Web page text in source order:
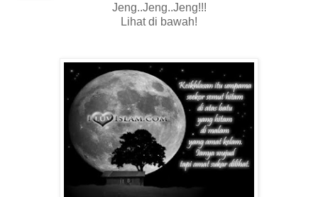
Jeng..Jeng..Jeng!!!
Lihat di bawah!